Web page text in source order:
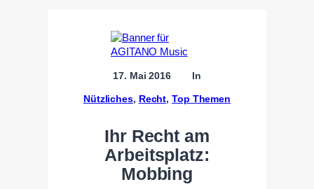
17. Mai 2016 In
Nützliches, Recht, Top Themen
Ihr Recht am
Arbeitsplatz:
Mobbing